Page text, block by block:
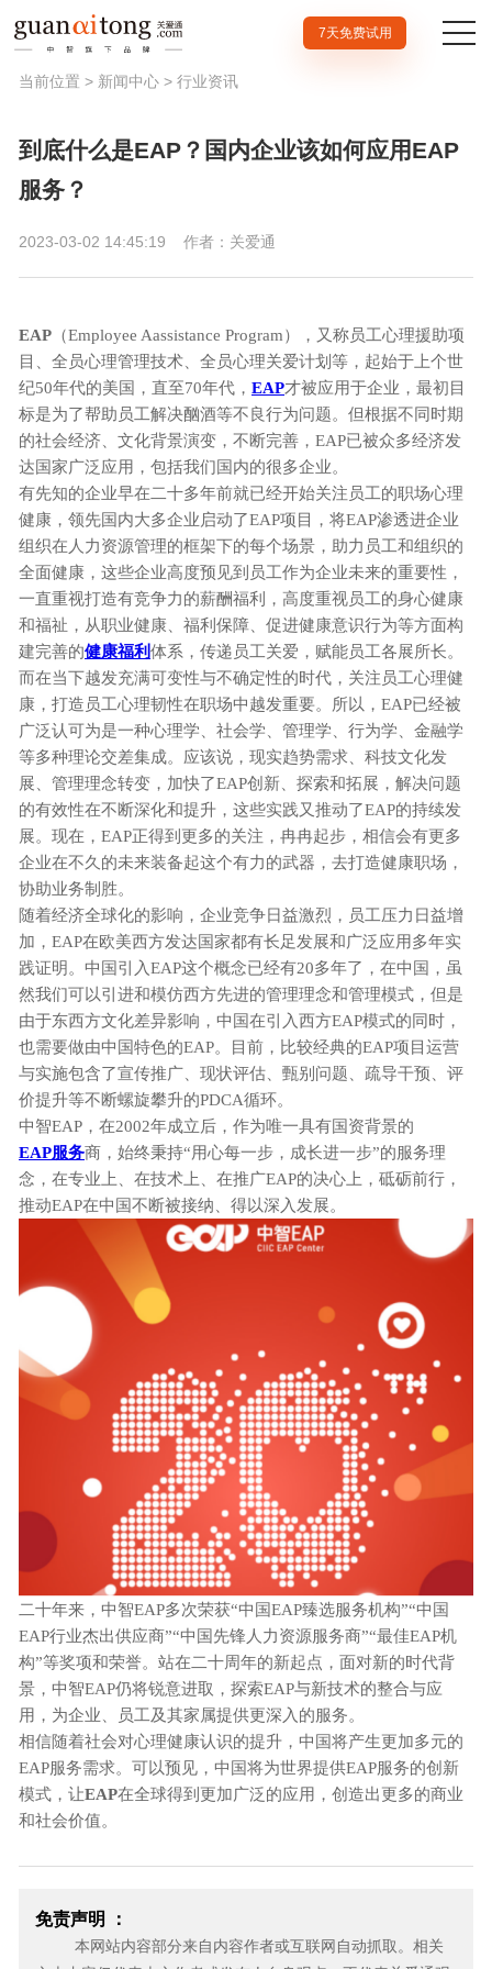
7天免费试用
当前位置 > 新闻中心 > 行业资讯
到底什么是EAP？国内企业该如何应用EAP
服务？
2023-03-02 14:45:19 作者：关爱通
EAP （Employee Aassistance Program）， 又称员工心理援助项
目、全员心理管理技术、全员心理关爱计划等，起始于上个世
纪50年代的美国，直至70年代， EAP才被应用于企业，最初目
标是为了帮助员工解决酗酒等不良行为问题。但根据不同时期
的社会经济、文化背景演变，不断完善，EAP已被众多经济发
达国家广泛应用，包括我们国内的很多企业。
有先知的企业早在二十多年前就已经开始关注 员工的职场心理
健康 ， 领先国内大多企业启动了EAP项目，将EAP渗透进企业
组织在人力资源管理的框架下的每个场景 ，助力员工和组织的
全面健康 ， 这些企业高度预见到员工作为企业未来的重要性，
一直重视打造有竞争力的薪酬福利，高度重视员工的身心健康
和福祉，从职业健康、福利保障、促进健康意识行为等方面构
建完善的健康福利体系，传递员工关爱，赋能员工各展所长。
而在当下越发充满可变性与不确定性的时代，关注员工心理健
康，打造员工心理韧性在职场中越发重要。所以， EAP已经被
广泛认可为是一种心理学、社会学、管理学、行为学、金融学
等多种理论交差集成。 应该说，现实趋势需求、科技文化发
展、管理理念转变，加快了EAP创新、探索和拓展，解决问题
的有效性在不断深化和提升，这些实践又推动了EAP的持续发
展。 现在， EAP正得到更多的关注，冉冉起步，相信会有更多
企业在不久的未来装备起这个有力的武器，去打造健康职场，
协助业务制胜。
随着经济全球化的影响，企业竞争日益激烈，员工压力日益增
加， EAP在欧美西方发达国家都有长足发展和广泛应用多年实
践证明。中国引入EAP这个概念已经有20多年了，在中国，虽
然我们可以引进和模仿西方先进的管理理念和管理模式 ， 但是
由于东西方文化差异影响 ， 中国在引入西方EAP模式的同时，
也需要做由中国特色的EAP。目前，比较经典的EAP项目运营
与实施包含了宣传推广、现状评估、甄别问题、疏导干预、评
价提升等不断螺旋攀升的PDCA循环。
中智EAP，在2002年成立后，作为唯一具有国资背景的
EAP服务商，始终秉持“用心每一步，成长进一步”的服务理
念，在专业上、在技术上、在推广EAP的决心上，砥砺前行，
推动EAP在中国不断被接纳、得以深入发展。
二十年来，中智EAP多次荣获“中国EAP臻选服务机构”“中国
EAP行业杰出供应商”“中国先锋人力资源服务商”“最佳EAP机
构”等奖项和荣誉。站在二十周年的新起点，面对新的时代背
景，中智EAP仍将锐意进取，探索EAP与新技术的整合与应
用，为企业、员工及其家属提供更深入的服务。
相信随着社会对心理健康认识的提升，中国将产生更加多元的
EAP服务需求。可以预见，中国将为世界提供EAP服务的创新
模式，让EAP在全球得到更加广泛的应用，创造出更多的商业
和社会价值。
免责声明 ：
本网站内容部分来自内容作者或互联网自动抓取。相关